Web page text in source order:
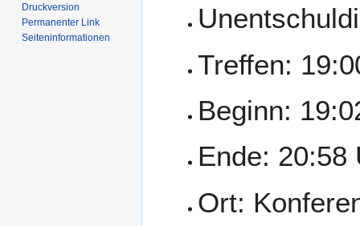
Treffen:
Beginn:
Ende: 20:58
Ort:
Druckversion
Permanenter Link
Seiten­­informationen